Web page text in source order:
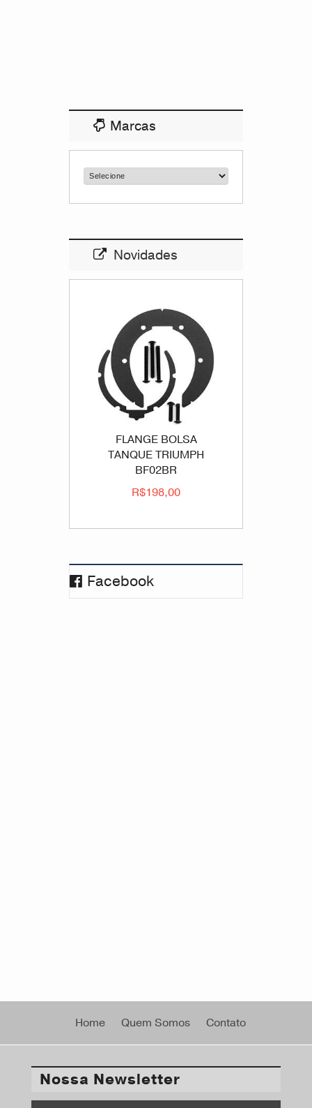
Marcas
Novidades
FLANGE BOLSA
TANQUE TRIUMPH
BF02BR
R$198,00
Facebook
Home Quem Somos Contato
Nossa Newsletter